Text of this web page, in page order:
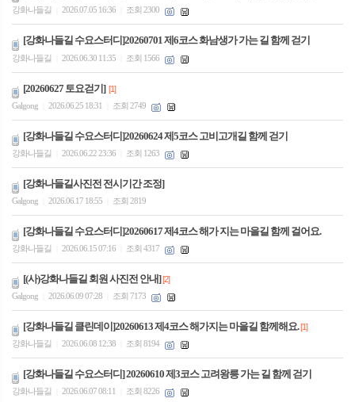
강화나들길 2026.07.05 16:36 조회 2300
[강화나들길 수요스터디]20260701 제6코스 화남생가 가는 길 함께 걷기
강화나들길 2026.06.30 11:35 조회 1566
[20260627 토요걷기] [1]
Galgong
2026.06.25 18:31 조회 2749
[강화나들길 수요스터디]20260624 제5코스 고비고개길 함께 걷기
강화나들길 2026.06.22 23:36 조회 1263
[강화나들길사진전 전시기간 조정]
Galgong 2026.06.17 18:55 조회 2819
[강화나들길 수요스터디]20260617 제4코스 해가 지는 마을길 함께 걸어요.
강화나들길 2026.06.15 07:16 조회 4317
[(사)강화나들길 회원 사진전 안내][2]
Galgong
2026.06.09 07:28 조회 7173
[강화나들길 클린데이]20260613 제4코스 해가지는 마을길 함께해요.[1]
강화나들길
2026.06.08 12:38 조회 8194
[강화나들길 수요스터디] 20260610 제3코스 고려왕릉 가는 길 함께 걷기
강화나들길 2026.06.07 08:11 조회 8226